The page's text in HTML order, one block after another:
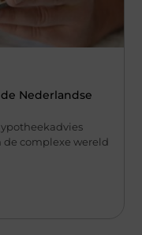
Nederlandse
complexe wereld